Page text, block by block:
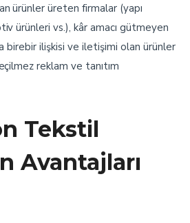
ürünler üreten firmalar (yapı
ürünleri vs.), kâr amacı gütmeyen
birebir ilişkisi ve iletişimi olan ürünler
reklam ve tanıtım
Tekstil
Avantajları